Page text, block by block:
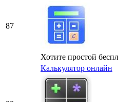
87
Хотите простой
Калькулятор онлайн